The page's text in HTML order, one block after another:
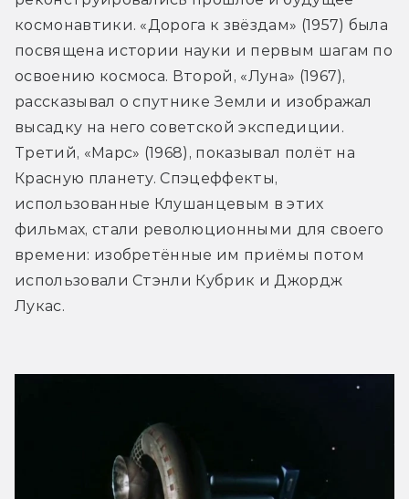
космонавтики. «Дорога к звёздам» (1957) была
посвящена истории науки и первым шагам по
освоению космоса. Второй, «Луна» (1967),
рассказывал о спутнике Земли и изображал
высадку на него советской экспедиции.
Третий, «Марс» (1968), показывал полёт на
Красную планету. Спэцеффекты,
использованные Клушанцевым в этих
фильмах, стали революционными для своего
времени: изобретённые им приёмы потом
использовали Стэнли Кубрик и Джордж
Лукас.